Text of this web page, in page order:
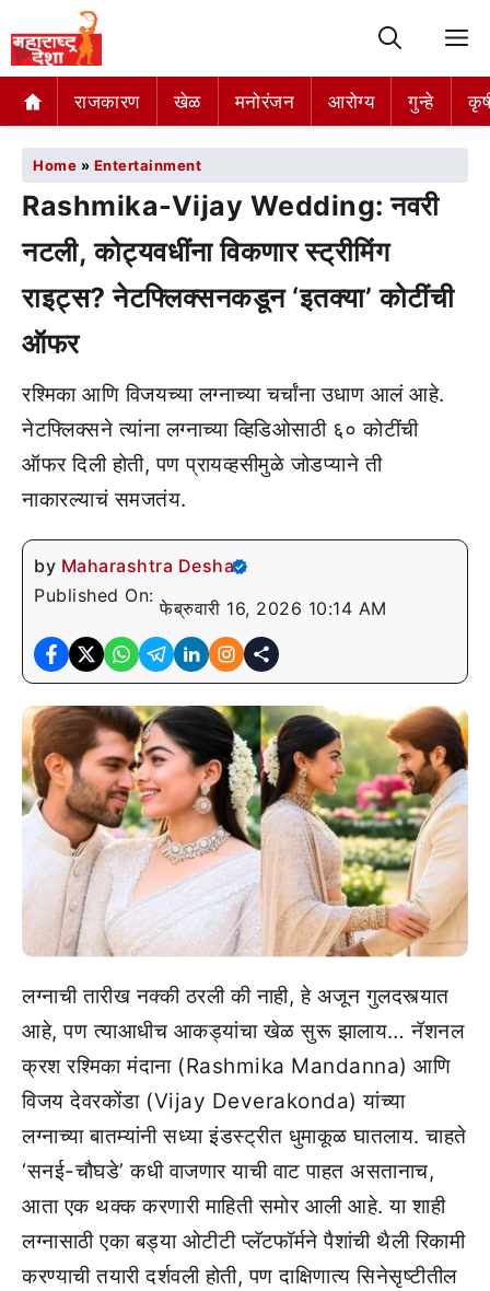
राजकारण खेळ मनोरंजन आरोग्य गुन्हे
Home » Entertainment
Rashmika-Vijay Wedding: नवरी
नटली, कोट्यवधींना विकणार स्ट्रीमिंग
राइट्स? नेटफ्लिक्सनकडून ‘इतक्या’ कोटींची
ऑफर
रश्मिका आणि विजयच्या लग्नाच्या चर्चांना उधाण आलं आहे.
नेटफ्लिक्सने त्यांना लग्नाच्या व्हिडिओसाठी ६० कोटींची
ऑफर दिली होती, पण प्रायव्हसीमुळे जोडप्याने ती
नाकारल्याचं समजतंय.
by Maharashtra Desha
Published On:
फेब्रुवारी 16, 2026 10:14 AM
लग्नाची तारीख नक्की ठरली की नाही, हे अजून गुलदस्त्यात
आहे, पण त्याआधीच आकड्यांचा खेळ सुरू झालाय… नॅशनल
क्रश रश्मिका मंदाना (Rashmika Mandanna) आणि
विजय देवरकोंडा (Vijay Deverakonda) यांच्या
लग्नाच्या बातम्यांनी सध्या इंडस्ट्रीत धुमाकूळ घातलाय. चाहते
‘सनई-चौघडे’ कधी वाजणार याची वाट पाहत असतानाच,
आता एक थक्क करणारी माहिती समोर आली आहे. या शाही
लग्नासाठी एका बड्या ओटीटी प्लॅटफॉर्मने पैशांची थैली रिकामी
करण्याची तयारी दर्शवली होती, पण दाक्षिणात्य सिनेसृष्टीतील